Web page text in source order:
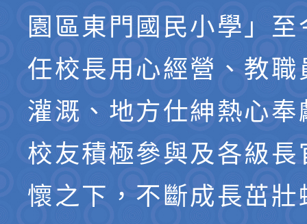
園區東門國民小學」
任校長用心經營、教職
灌溉、地方仕紳熱心奉
校友積極參與及各級長
懷之下，不斷成長茁壯